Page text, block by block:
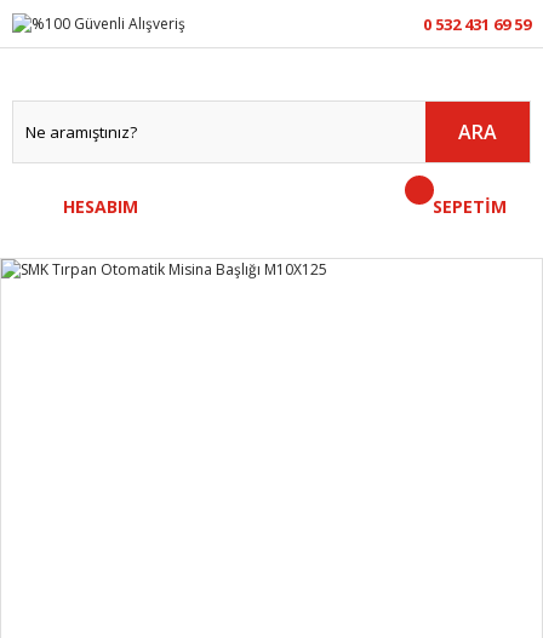
0 532 431 69 59
ARA
HESABIM SEPETİM